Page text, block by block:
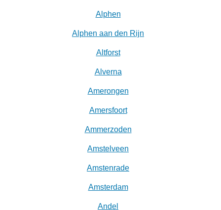
Alphen
Alphen aan den Rijn
Altforst
Alverna
Amerongen
Amersfoort
Ammerzoden
Amstelveen
Amstenrade
Amsterdam
Andel